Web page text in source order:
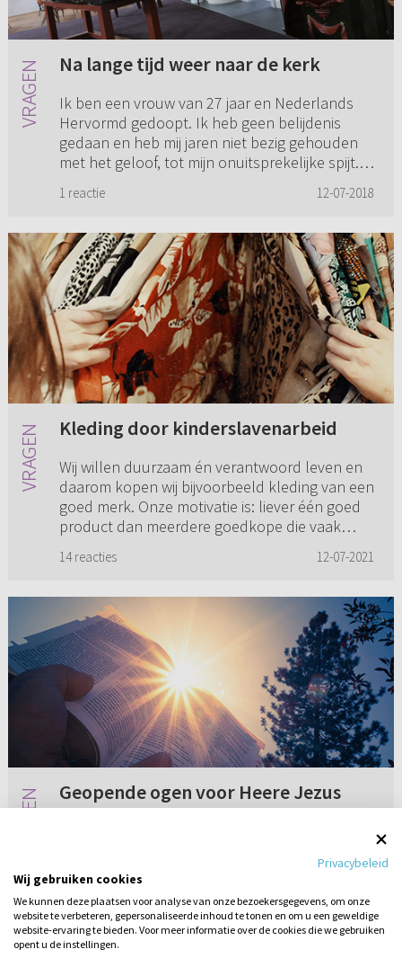
Na lange tijd weer naar de kerk
Ik ben een vrouw van 27 jaar en Nederlands
Hervormd gedoopt. Ik heb geen belijdenis
gedaan en heb mij jaren niet bezig gehouden
met het geloof, tot mijn onuitsprekelijke spijt.
1 reactie 12-07-2018
Kleding door kinderslavenarbeid
Wij willen duurzaam én verantwoord leven en
daarom kopen wij bijvoorbeeld kleding van een
goed merk. Onze motivatie is: liever één goed
product dan meerdere goedkope die vaak
14 reacties 12-07-2021
Geopende ogen voor Heere Jezus
Jezus door het Woord, is dat dan altijd door
middel van een specifieke Bijbeltekst? Is het
een moment of tekst ...
Geen reacties 12-07-2022
Privacybeleid
Wij gebruiken cookies
We kunnen deze plaatsen voor analyse van onze bezoekersgegevens, om onze
website te verbeteren, gepersonaliseerde inhoud te tonen en om u een geweldige
website-ervaring te bieden. Voor meer informatie over de cookies die we gebruiken
opent u de instellingen.